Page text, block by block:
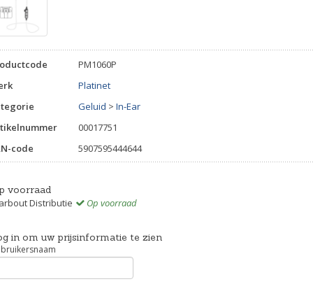
PM1060P
Platinet
Geluid > In-Ear
00017751
code
5907595444644
voorraad
Distributie
Op voorraad
in om uw prijsinformatie te zien